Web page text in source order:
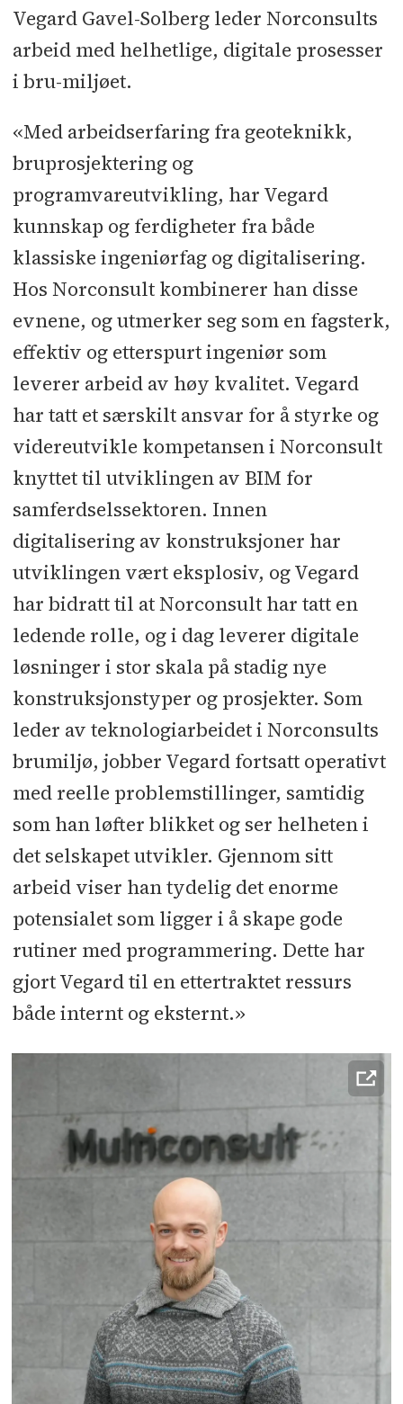
Vegard Gavel-Solberg leder Norconsults
arbeid med helhetlige, digitale prosesser
i bru-miljøet.
«Med arbeidserfaring fra geoteknikk,
bruprosjektering og
programvareutvikling, har Vegard
kunnskap og ferdigheter fra både
klassiske ingeniørfag og digitalisering.
Hos Norconsult kombinerer han disse
evnene, og utmerker seg som en fagsterk,
effektiv og etterspurt ingeniør som
leverer arbeid av høy kvalitet. Vegard
har tatt et særskilt ansvar for å styrke og
videreutvikle kompetansen i Norconsult
knyttet til utviklingen av BIM for
samferdselssektoren. Innen
digitalisering av konstruksjoner har
utviklingen vært eksplosiv, og Vegard
har bidratt til at Norconsult har tatt en
ledende rolle, og i dag leverer digitale
løsninger i stor skala på stadig nye
konstruksjonstyper og prosjekter. Som
leder av teknologiarbeidet i Norconsults
brumiljø, jobber Vegard fortsatt operativt
med reelle problemstillinger, samtidig
som han løfter blikket og ser helheten i
det selskapet utvikler. Gjennom sitt
arbeid viser han tydelig det enorme
potensialet som ligger i å skape gode
rutiner med programmering. Dette har
gjort Vegard til en ettertraktet ressurs
både internt og eksternt.»